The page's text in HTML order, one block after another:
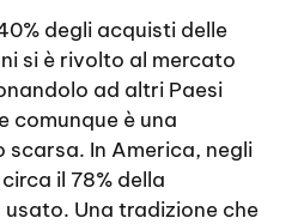
degli acquisti delle
si è rivolto al mercato
ad altri Paesi
comunque è una
In America, negli
il 78% della
Una tradizione che